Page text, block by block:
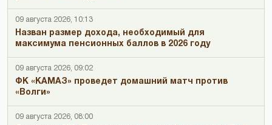
09 августа 2026, 10:13
Назван размер дохода, необходимый для
максимума пенсионных баллов в 2026 году
09 августа 2026, 09:02
ФК «КАМАЗ» проведет домашний матч против
«Волги»
09 августа 2026, 08:00